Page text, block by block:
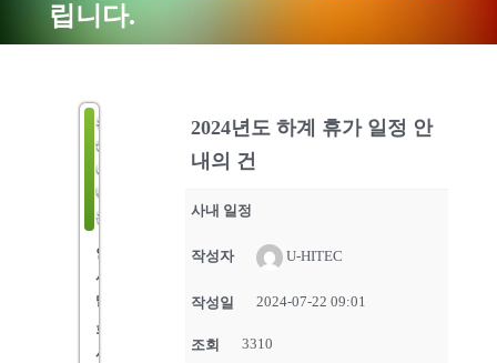
립니다.
2024년도 하계 휴가 일정 안
내의 건
사내 일정
작성자 U-HITEC
작성일 2024-07-22 09:01
조회 3310
유
하
이
텍
은?
인
사
말
회
사